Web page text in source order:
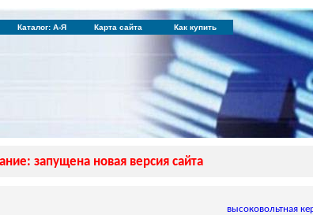
Каталог: А-Я Карта сайта Как купить
запущена новая версия сайта
высоковольтная